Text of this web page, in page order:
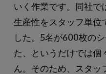
いく作業です。同社で
生産性をスタッフ単位
した。5名が600枚の
た、というだけでは個
ん。そのため、スタッ